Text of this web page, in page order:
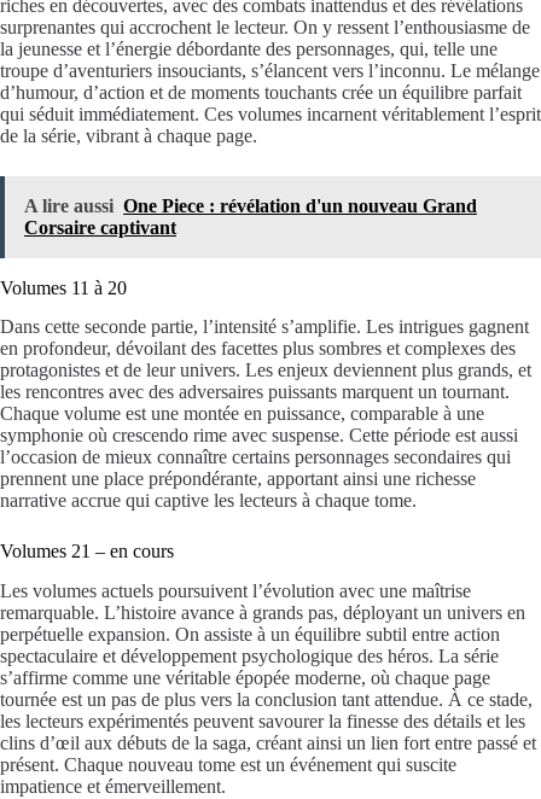
riches en découvertes, avec des combats inattendus et des révélations
surprenantes qui accrochent le lecteur. On y ressent l’enthousiasme de
la jeunesse et l’énergie débordante des personnages, qui, telle une
troupe d’aventuriers insouciants, s’élancent vers l’inconnu. Le mélange
d’humour, d’action et de moments touchants crée un équilibre parfait
qui séduit immédiatement. Ces volumes incarnent véritablement l’esprit
de la série, vibrant à chaque page.
A lire aussi One Piece : révélation d'un nouveau Grand
Corsaire captivant
Volumes 11 à 20
Dans cette seconde partie, l’intensité s’amplifie. Les intrigues gagnent
en profondeur, dévoilant des facettes plus sombres et complexes des
protagonistes et de leur univers. Les enjeux deviennent plus grands, et
les rencontres avec des adversaires puissants marquent un tournant.
Chaque volume est une montée en puissance, comparable à une
symphonie où crescendo rime avec suspense. Cette période est aussi
l’occasion de mieux connaître certains personnages secondaires qui
prennent une place prépondérante, apportant ainsi une richesse
narrative accrue qui captive les lecteurs à chaque tome.
Volumes 21 – en cours
Les volumes actuels poursuivent l’évolution avec une maîtrise
remarquable. L’histoire avance à grands pas, déployant un univers en
perpétuelle expansion. On assiste à un équilibre subtil entre action
spectaculaire et développement psychologique des héros. La série
s’affirme comme une véritable épopée moderne, où chaque page
tournée est un pas de plus vers la conclusion tant attendue. À ce stade,
les lecteurs expérimentés peuvent savourer la finesse des détails et les
clins d’œil aux débuts de la saga, créant ainsi un lien fort entre passé et
présent. Chaque nouveau tome est un événement qui suscite
impatience et émerveillement.